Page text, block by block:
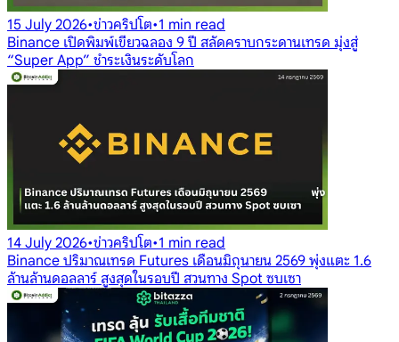
15 July 2026•ข่าวคริปโต•1 min read
Binance เปิดพิมพ์เขียวฉลอง 9 ปี สลัดคราบกระดานเทรด มุ่งสู่
“Super App” ชำระเงินระดับโลก
14 July 2026•ข่าวคริปโต•1 min read
Binance ปริมาณเทรด Futures เดือนมิถุนายน 2569 พุ่งแตะ 1.6
ล้านล้านดอลลาร์ สูงสุดในรอบปี สวนทาง Spot ซบเซา